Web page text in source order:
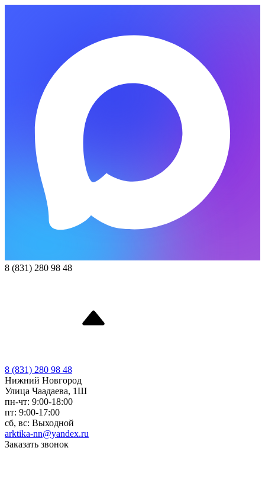
8 (831) 280 98 48
8 (831) 280 98 48
Нижний Новгород
Улица Чаадаева, 1Ш
пн-чт: 9:00-18:00
пт: 9:00-17:00
сб, вс: Выходной
arktika-nn@yandex.ru
Заказать звонок